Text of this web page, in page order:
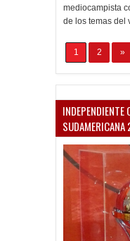
mediocampista
de los temas del
1 2 »
INDEPENDIENTE
SUDAMERICANA